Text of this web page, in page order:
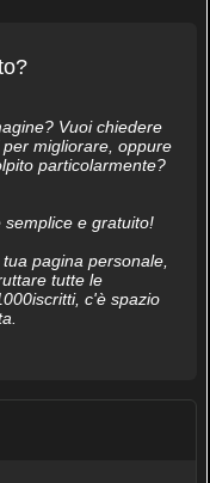
Vuoi chiedere
migliorare, oppure
particolarmente?
semplice e gratuito!
pagina personale,
tutte le
c'è spazio